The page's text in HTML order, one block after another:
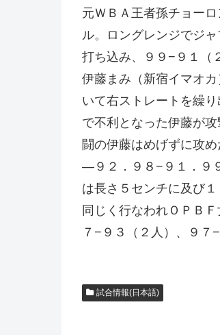
元ＷＢＡ王者孫チョー
ル。ロングレンジでジ
打ち込み、９９−９１（
伊藤まみ（新宿イマオ
いて右ストレートを繰
で不利となった伊藤が
闘の伊藤はめげずに攻
—９２．９８−９１．９
は長さ５センチに及び１
同じく行なわれＯＰＢ
７−９３（２人）、９７
試合情報(日本語)